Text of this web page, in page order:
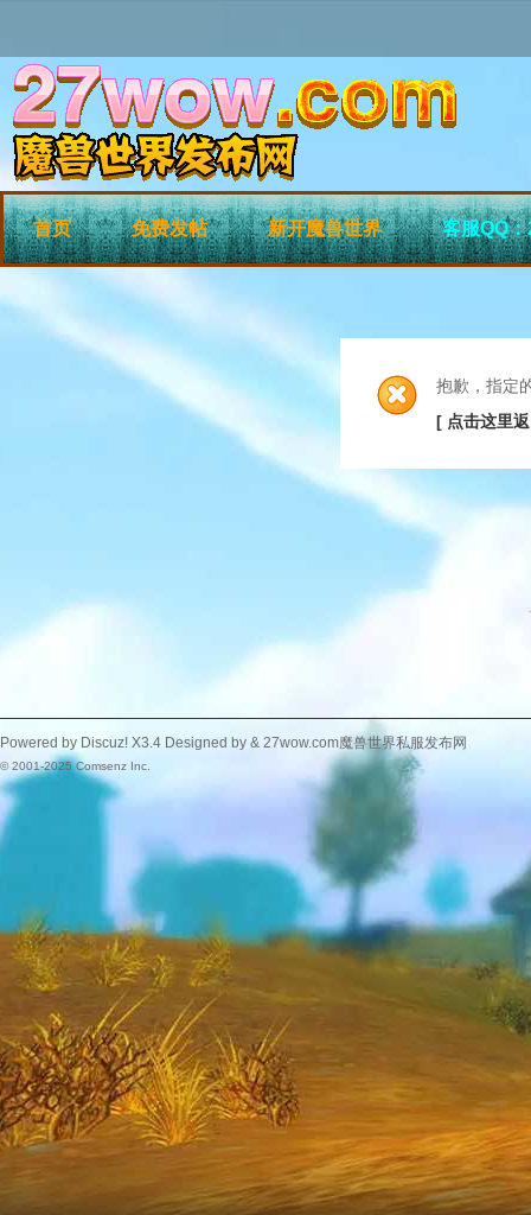
首页 免费发帖 新开魔兽世界 客服QQ
抱歉，指定
[ 点击这里
Powered by Discuz! X3.4 Designed by & 27wow.com魔兽世界私服发布网
© 2001-2025Comsenz Inc.